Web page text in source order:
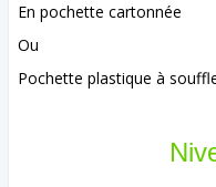
En pochette cartonnée
Ou
Pochette plastique à